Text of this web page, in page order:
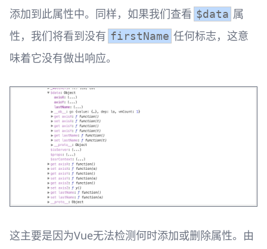
添加到此属性中。同样，如果我们查看 $data 属
性，我们将看到没有 firstName 任何标志，这意
味着它没有做出响应。
这主要是因为Vue无法检测何时添加或删除属性。由